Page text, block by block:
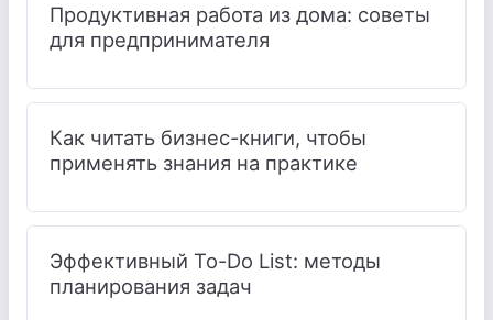
Продуктивная работа из дома: советы
для предпринимателя
Как читать бизнес-книги, чтобы
применять знания на практике
Эффективный To-Do List: методы
планирования задач